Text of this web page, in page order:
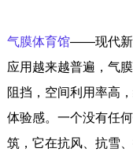
气膜体育馆——现代新
应用越来越普遍，气
阻挡，空间利用率高
体验感。一个没有任
筑，它在抗风、抗雪